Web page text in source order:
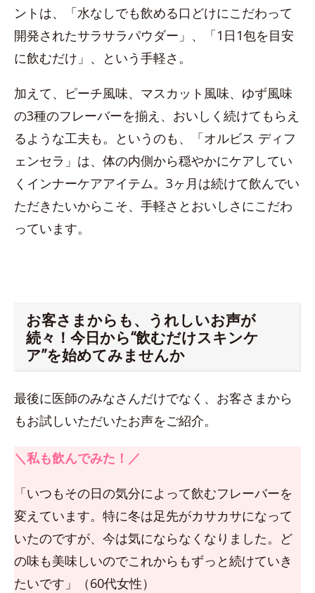
ントは、「水なしでも飲める口どけにこだわって
開発されたサラサラパウダー」、「1日1包を目安
に飲むだけ」、という手軽さ。
加えて、ピーチ風味、マスカット風味、ゆず風味
の3種のフレーバーを揃え、おいしく続けてもらえ
るような工夫も。というのも、「オルビス ディフ
ェンセラ」は、体の内側から穏やかにケアしてい
くインナーケアアイテム。3ヶ月は続けて飲んでい
ただきたいからこそ、手軽さとおいしさにこだわ
っています。
お客さまからも、うれしいお声が
続々！今日から“飲むだけスキンケ
ア”を始めてみませんか
最後に医師のみなさんだけでなく、お客さまから
もお試しいただいたお声をご紹介。
＼私も飲んでみた！／
「いつもその日の気分によって飲むフレーバーを
変えています。特に冬は足先がカサカサになって
いたのですが、今は気にならなくなりました。ど
の味も美味しいのでこれからもずっと続けていき
たいです」（60代女性）